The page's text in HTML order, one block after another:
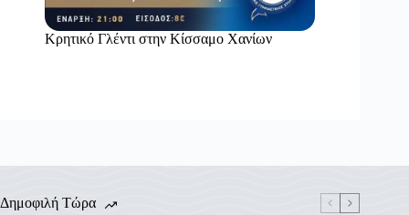
Κρητικό Γλέντι στην Κίσσαμο Χανίων
Δημοφιλή Τώρα